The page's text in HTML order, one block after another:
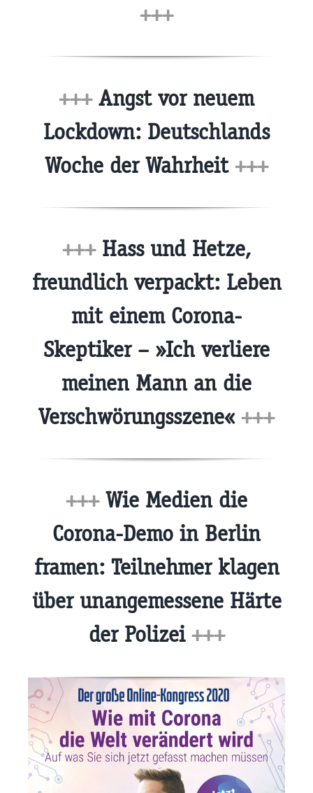
+++
+++Angst vor neuem
Lockdown: Deutschlands
Woche der Wahrheit +++
+++Hass und Hetze,
freundlich verpackt: Leben
mit einem Corona-
Skeptiker – »Ich verliere
meinen Mann an die
Verschwörungsszene« +++
+++Wie Medien die
Corona-Demo in Berlin
framen: Teilnehmer klagen
über unangemessene Härte
der Polizei +++